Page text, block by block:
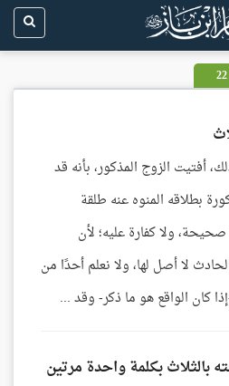
أفتيت الزوج المذكور، بأنه قد
بطلاقه المنوه عنه طلقة
ولا كفارة عليه؛ لأن
لا أصل لها، ولا نعلم أحدًا من
كان الواقع هو ما ذكر- وقد ...
بكلمة واحدة مرتين